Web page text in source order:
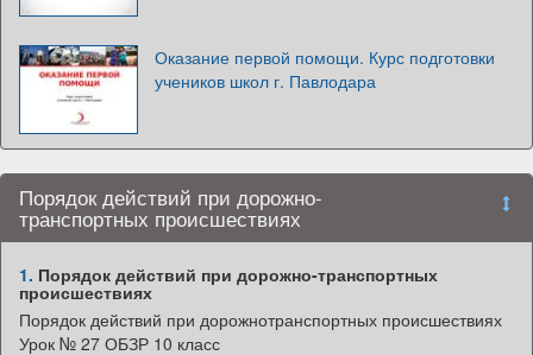
Оказание первой помощи. Курс подготовки
учеников школ г. Павлодара
Порядок действий при дорожно-
транспортных происшествиях
1. Порядок действий при дорожно-транспортных
происшествиях
Порядок действий при дорожнотранспортных происшествиях
Урок № 27 ОБЗР 10 класс